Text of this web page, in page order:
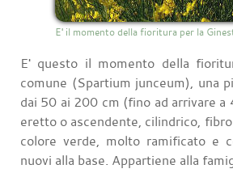
E' il momento della fioritura per la
E' questo il momento della
comune (Spartium junceum), una
dai 50 ai 200 cm (fino ad arrivare
eretto o ascendente, cilindrico,
colore verde, molto ramificato e
nuovi alla base. Appartiene alla